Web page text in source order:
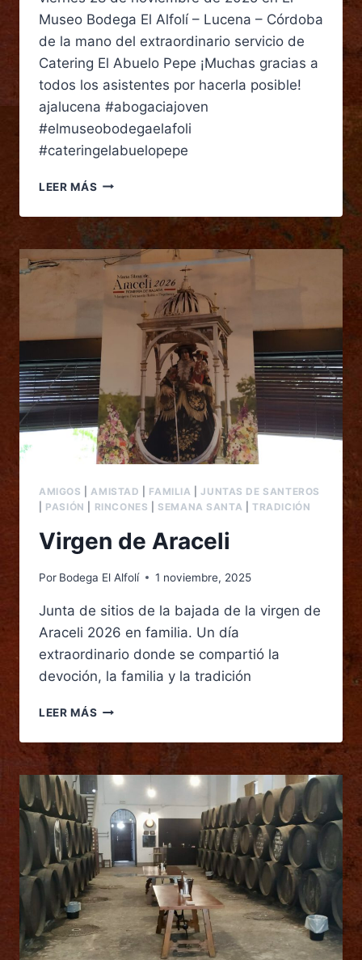
Museo Bodega El Alfolí – Lucena – Córdoba
de la mano del extraordinario servicio de
Catering El Abuelo Pepe ¡Muchas gracias a
todos los asistentes por hacerla posible!
ajalucena #abogaciajoven
#elmuseobodegaelafoli
#cateringelabuelopepe
LEER MÁS
AMIGOS |AMISTAD FAMILIA |JUNTAS DE SANTEROS
PASIÓN RINCONES SEMANA SANTA |TRADICIÓN
Virgen de Araceli
Por Bodega El Alfolí 1 noviembre, 2025
Junta de sitios de la bajada de la virgen de
Araceli 2026 en familia. Un día
extraordinario donde se compartió la
devoción, la familia y la tradición
LEER MÁS